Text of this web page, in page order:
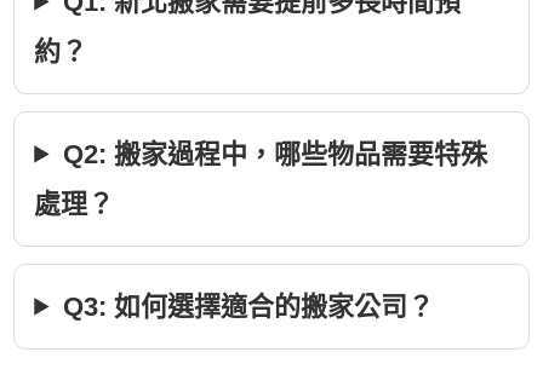
約？
Q2: 搬家過程中，哪些物品需要特殊
處理？
Q3: 如何選擇適合的搬家公司？